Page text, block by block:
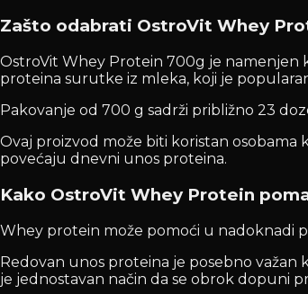
Zašto odabrati OstroVit Whey
OstroVit Whey Protein 700g je namenjen
proteina surutke iz mleka, koji je
Pakovanje od 700 g sadrži približno 23
Ovaj proizvod može biti koristan osobama
povećaju dnevni unos proteina.
Kako OstroVit Whey Protein
Whey protein može pomoći u nadoknadi
Redovan unos proteina je posebno važan
je jednostavan način da se obrok dopuni